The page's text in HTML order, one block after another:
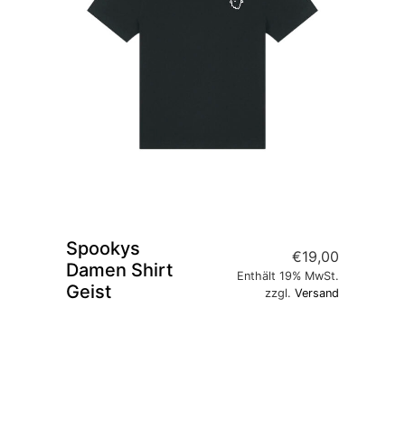
Spookys
Damen Shirt
Geist
€19,00
Enthält 19% MwSt.
zzgl.Versand